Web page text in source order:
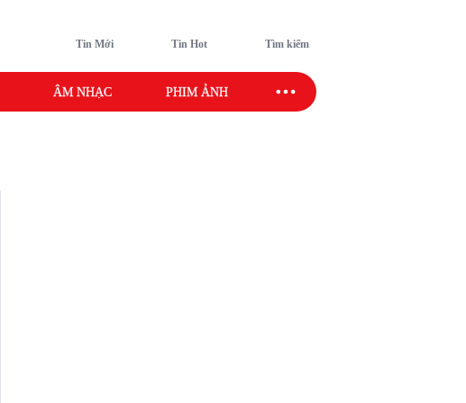
Tin Mới Tin Hot Tìm kiếm
ÂM NHẠC PHIM ẢNH SAO SPORT